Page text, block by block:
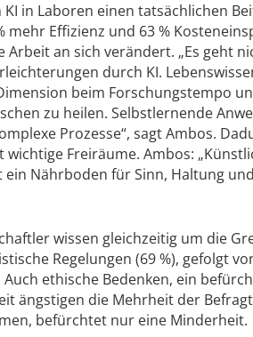
in Laboren einen tatsächlichen
mehr Effizienz und 63 %
Arbeit an sich verändert. „Es geht
durch KI.
beim Forschungstempo
zu heilen. Selbstlernende
Prozesse“, sagt Ambos.
Freiräume. Ambos:
Nährboden für Sinn, Haltung
wissen gleichzeitig um die
Regelungen (69 %), gefolgt
Auch ethische Bedenken, ein
ängstigen die Mehrheit der
befürchtet nur eine Minderheit.